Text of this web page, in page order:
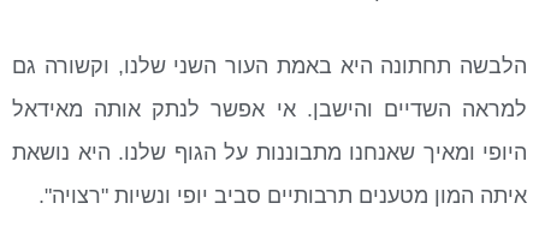
הלבשה תחתונה היא באמת העור השני שלנו, וקשורה גם
למראה השדיים והישבן. אי אפשר לנתק אותה מאידאל
היופי ומאיך שאנחנו מתבוננות על הגוף שלנו. היא נושאת
איתה המון מטענים תרבותיים סביב יופי ונשיות "רצויה".